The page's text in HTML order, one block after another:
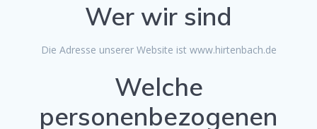
Wer wir sind
Die Adresse unserer Website ist www.hirtenbach.de
Welche
personenbezogenen